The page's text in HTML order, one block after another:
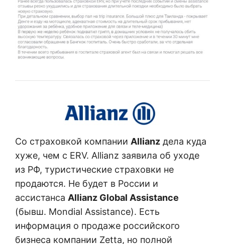
Со страховкой компании Allianz дела куда
хуже, чем с ERV. Allianz заявила об уходе
из РФ, туристические страховки не
продаются. Не будет в России и
ассистанса Allianz Global Assistance
(бывш. Mondial Assistance). Есть
информация о продаже российского
бизнеса компании Zetta, но полной